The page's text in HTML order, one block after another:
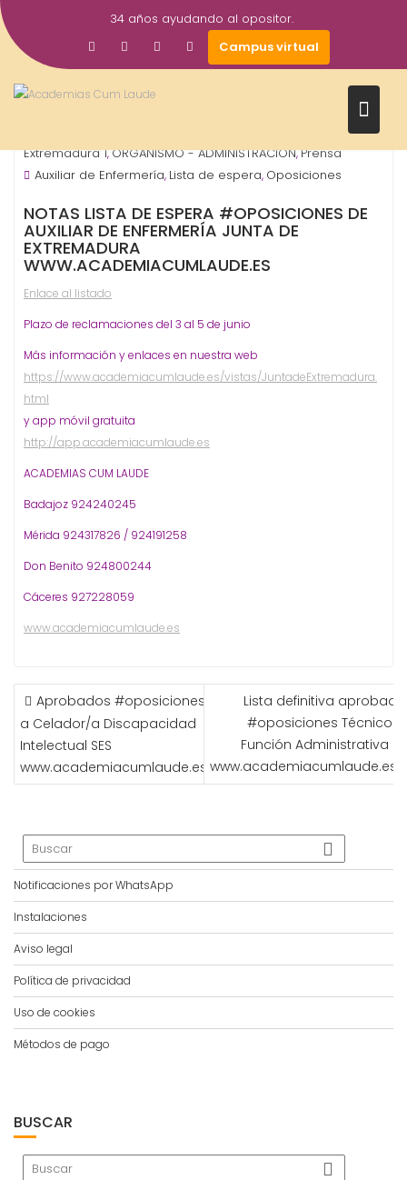
Saltar
al
contenido
34 años ayudando al opositor.
Campus virtual
Jun
2019
academiacumlaudeoposiciones
Extremadura 1,ORGANISMO - ADMINISTRACIÓN,Prensa
Auxiliar de Enfermería, Lista de espera, Oposiciones
NOTAS LISTA DE ESPERA #OPOSICIONES DE
AUXILIAR DE ENFERMERÍA JUNTA DE
EXTREMADURA
WWW.ACADEMIACUMLAUDE.ES
Enlace al listado
Plazo de reclamaciones del 3 al 5 de junio
Más información y enlaces en nuestra web
https://www.academiacumlaude.es/vistas/JuntadeExtremadura.
html
y app móvil gratuita
http://app.academiacumlaude.es
ACADEMIAS CUM LAUDE
Badajoz 924240245
Mérida 924317826 / 924191258
Don Benito 924800244
Cáceres 927228059
www.academiacumlaude.es
NAVEGACIÓN
DE
ENTRADAS
Aprobados #oposiciones
a Celador/a Discapacidad
Intelectual SES
www.academiacumlaude.es
Lista definitiva
#oposiciones Técnico
Función Administrativa
www.academiacumlaude.es
Notificaciones por WhatsApp
Instalaciones
Aviso legal
Política de privacidad
Uso de cookies
Métodos de pago
BUSCAR